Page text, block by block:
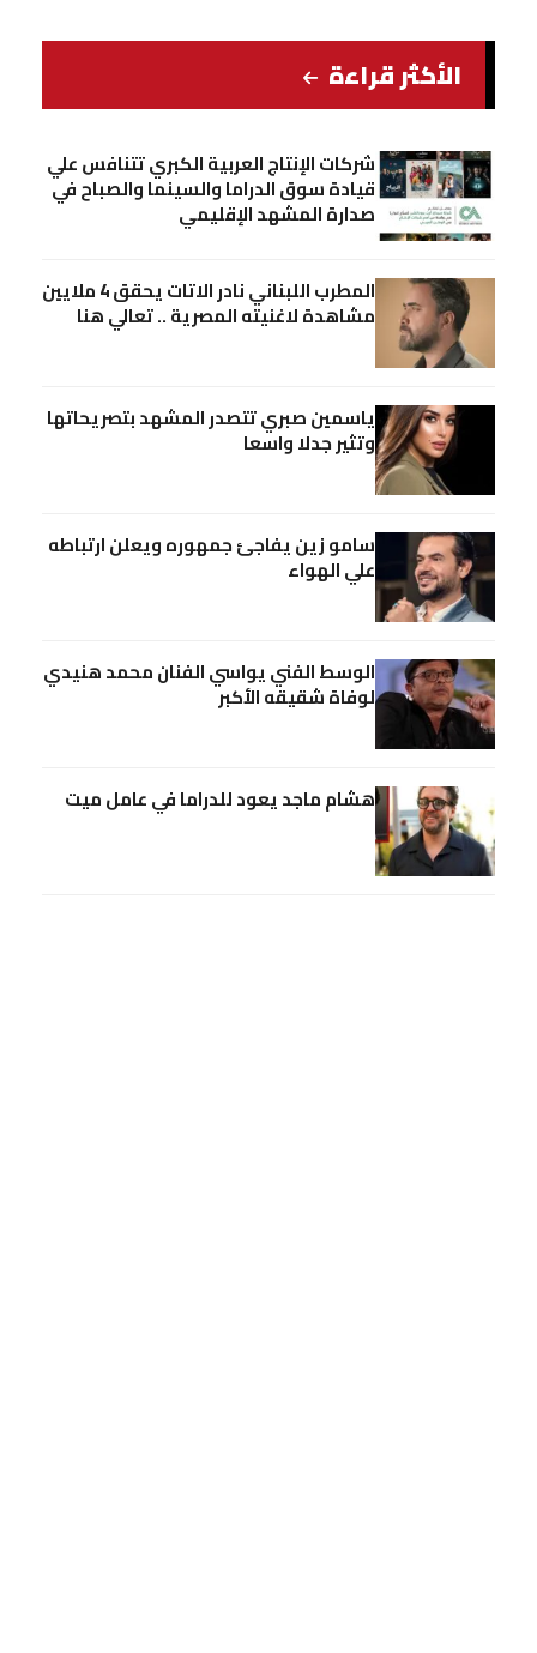
الأكثر قراءة
شركات الإنتاج العربية الكبري تتنافس علي
قيادة سوق الدراما والسينما والصباح في
صدارة المشهد الإقليمي
المطرب اللبناني نادر الاتات يحقق 4 ملايين
مشاهدة لاغنيته المصرية .. تعالي هنا
ياسمين صبري تتصدر المشهد بتصريحاتها
وتثير جدلا واسعا
سامو زين يفاجئ جمهوره ويعلن ارتباطه
علي الهواء
الوسط الفني يواسي الفنان محمد هنيدي
لوفاة شقيقه الأكبر
هشام ماجد يعود للدراما في عامل ميت